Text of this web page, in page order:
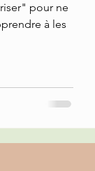
pour ne
à les